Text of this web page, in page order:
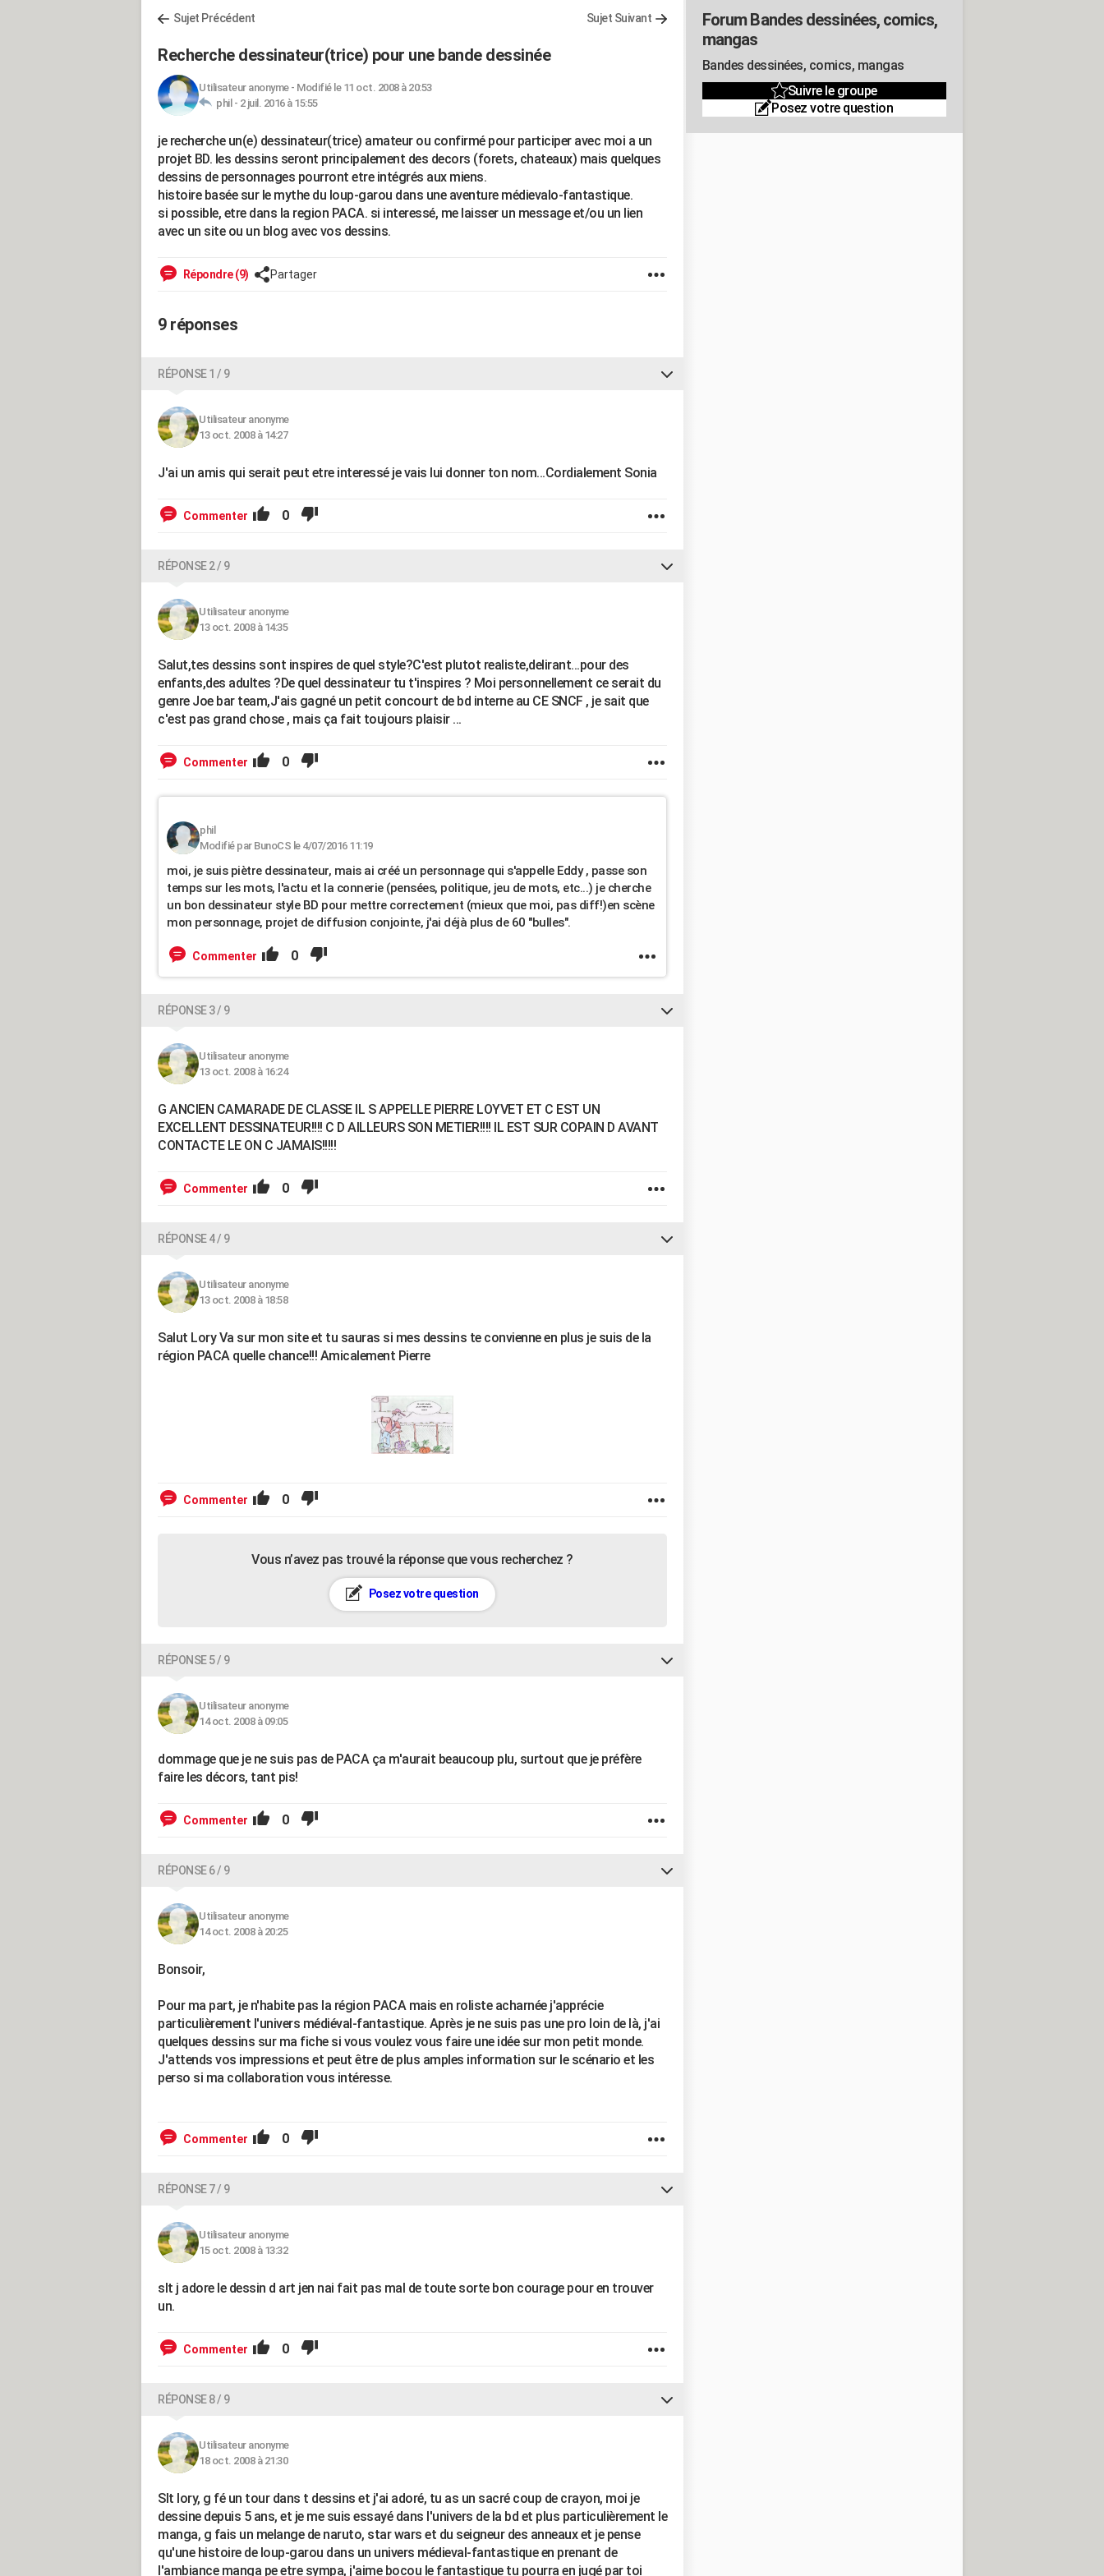
Sujet Précédent Sujet Suivant
Recherche dessinateur(trice) pour une bande dessinée
Utilisateur anonyme- Modifié le 11 oct. 2008 à 20:53
phil - 2 juil. 2016 à 15:55
je recherche un(e) dessinateur(trice) amateur ou confirmé pour participer avec moi a un
projet BD. les dessins seront principalement des decors (forets, chateaux) mais quelques
dessins de personnages pourront etre intégrés aux miens.
histoire basée sur le mythe du loup-garou dans une aventure médievalo-fantastique.
si possible, etre dans la region PACA. si interessé, me laisser un message et/ou un lien
avec un site ou un blog avec vos dessins.
Répondre (9) Partager
9 réponses
RÉPONSE 1 / 9
Utilisateur anonyme
13 oct. 2008 à 14:27
J'ai un amis qui serait peut etre interessé je vais lui donner ton nom...Cordialement Sonia
Commenter 0
RÉPONSE 2 / 9
Utilisateur anonyme
13 oct. 2008 à 14:35
Salut,tes dessins sont inspires de quel style?C'est plutot realiste,delirant...pour des
enfants,des adultes ?De quel dessinateur tu t'inspires ? Moi personnellement ce serait du
genre Joe bar team,J'ais gagné un petit concourt de bd interne au CE SNCF , je sait que
c'est pas grand chose , mais ça fait toujours plaisir ...
Commenter 0
phil
Modifié par BunoCS le 4/07/2016 11:19
moi, je suis piètre dessinateur, mais ai créé un personnage qui s'appelle Eddy , passe son
temps sur les mots, l'actu et la connerie (pensées, politique, jeu de mots, etc...) je cherche
un bon dessinateur style BD pour mettre correctement (mieux que moi, pas diff!)en scène
mon personnage, projet de diffusion conjointe, j'ai déjà plus de 60 "bulles".
Commenter 0
RÉPONSE 3 / 9
Utilisateur anonyme
13 oct. 2008 à 16:24
G ANCIEN CAMARADE DE CLASSE IL S APPELLE PIERRE LOYVET ET C EST UN
EXCELLENT DESSINATEUR!!!! C D AILLEURS SON METIER!!!! IL EST SUR COPAIN D AVANT
CONTACTE LE ON C JAMAIS!!!!!
Commenter 0
RÉPONSE 4 / 9
Utilisateur anonyme
13 oct. 2008 à 18:58
Salut Lory Va sur mon site et tu sauras si mes dessins te convienne en plus je suis de la
région PACA quelle chance!!! Amicalement Pierre
Commenter 0
Vous n’avez pas trouvé la réponse que vous recherchez ?
Posez votre question
RÉPONSE 5 / 9
Utilisateur anonyme
14 oct. 2008 à 09:05
dommage que je ne suis pas de PACA ça m'aurait beaucoup plu, surtout que je préfère
faire les décors, tant pis!
Commenter 0
RÉPONSE 6 / 9
Utilisateur anonyme
14 oct. 2008 à 20:25
Bonsoir,
Pour ma part, je n'habite pas la région PACA mais en roliste acharnée j'apprécie
particulièrement l'univers médiéval-fantastique. Après je ne suis pas une pro loin de là, j'ai
quelques dessins sur ma fiche si vous voulez vous faire une idée sur mon petit monde.
J'attends vos impressions et peut être de plus amples information sur le scénario et les
perso si ma collaboration vous intéresse.
Commenter 0
RÉPONSE 7 / 9
Utilisateur anonyme
15 oct. 2008 à 13:32
slt j adore le dessin d art jen nai fait pas mal de toute sorte bon courage pour en trouver
un.
Commenter 0
RÉPONSE 8 / 9
Utilisateur anonyme
18 oct. 2008 à 21:30
Slt lory, g fé un tour dans t dessins et j'ai adoré, tu as un sacré coup de crayon, moi je
dessine depuis 5 ans, et je me suis essayé dans l'univers de la bd et plus particulièrement le
manga, g fais un melange de naruto, star wars et du seigneur des anneaux et je pense
qu'une histoire de loup-garou dans un univers médieval-fantastique en prenant de
l'ambiance manga pe etre sympa, j'aime bocou le fantastique tu pourra en jugé par toi
Forum Bandes dessinées, comics,
mangas
Bandes dessinées, comics, mangas
Suivre le groupe
Posez votre question